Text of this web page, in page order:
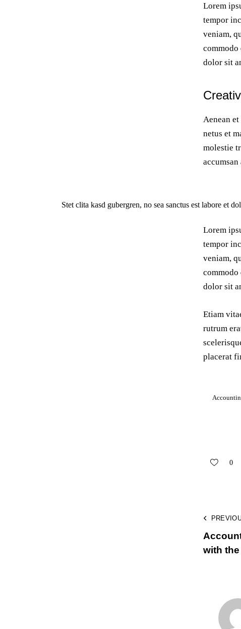
Lorem
tempor
veniam,
dolor sit
Aenean
netus et
molestie
Stet clita kasd gubergren, no sea sanctus est labore et
Lorem
tempor
veniam,
dolor sit
Etiam
rutrum
placerat
0
with